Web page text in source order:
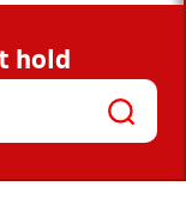
OG NYHEDER
OG
hold